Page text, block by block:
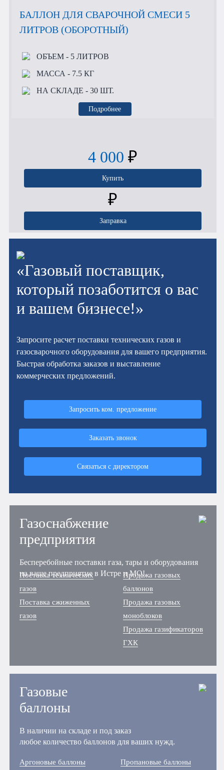
БАЛЛОН ДЛЯ СВАРОЧНОЙ СМЕСИ 5
ЛИТРОВ (ОБОРОТНЫЙ)
ОБЪЕМ- 5 ЛИТРОВ
МАССА - 7.5 КГ
НА СКЛАДЕ - 30 ШТ.
Подробнее
4 000 ₽
Купить
₽
Заправка
«Газовый поставщик,
который позаботится о вас
и вашем бизнесе!»
Запросите расчет поставки технических газов и
газосварочного оборудования для вашего предприятия.
Быстрая обработка заказов и выставление
коммерческих предложений.
Запросить ком. предложение
Заказать звонок
Связаться с директором
Газоснабжение
предприятия
Бесперебойные поставки газа, тары и оборудования
на ваше предприятие в Истре и МО!
Поставка технических
газов
Поставка сжиженных
газов
Продажа газовых
баллонов
Продажа газовых
моноблоков
Продажа газификаторов
ГХК
Газовые
баллоны
В наличии на складе и под заказ
любое количество баллонов для ваших нужд.
Аргоновые баллоны
Пропановые баллоны